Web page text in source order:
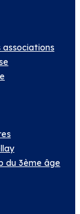
associations
du 3ème âge